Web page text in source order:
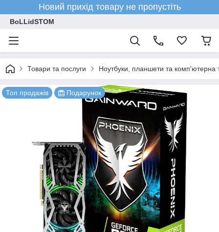
Новий прихід товару не пропустіть
BoLLidSTOM
Товари та послуги Ноутбуки, планшети та комп'ютерна
Топ продажів Подарунок